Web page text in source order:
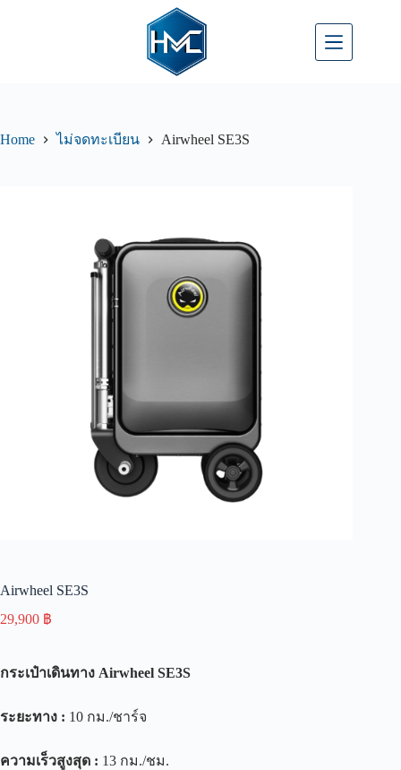
Home ไม่จดทะเบียน Airwheel SE3S
Airwheel SE3S
29,900 ฿
กระเป๋าเดินทาง Airwheel SE3S
ระยะทาง : 10 กม./ชาร์จ
ความเร็วสูงสุด : 13 กม./ชม.